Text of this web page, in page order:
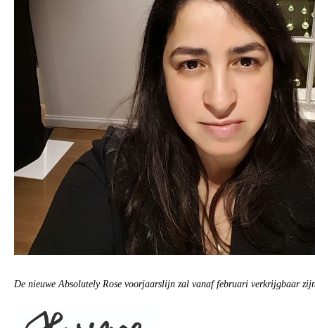
De nieuwe Absolutely Rose voorjaarslijn zal vanaf februari verkrijgbaar